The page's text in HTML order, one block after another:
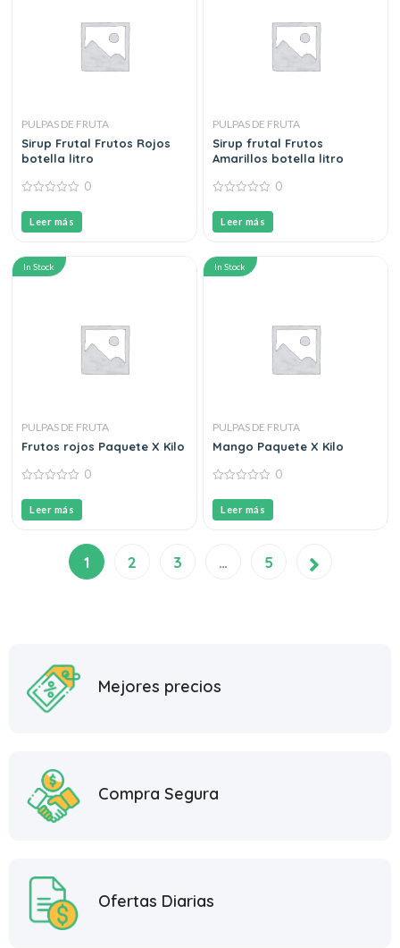
PULPAS DE FRUTA
Sirup Frutal Frutos Rojos
botella litro
out
of
5
0
Leer más
PULPAS DE FRUTA
Sirup frutal Frutos
Amarillos botella litro
out
of
5
0
Leer más
In Stock
PULPAS DE FRUTA
Frutos rojos Paquete X Kilo
out
of
5
0
Leer más
In Stock
PULPAS DE FRUTA
Mango Paquete X Kilo
out
of
5
0
Leer más
1 2 3 … 5
Mejores precios
Compra Segura
Ofertas Diarias